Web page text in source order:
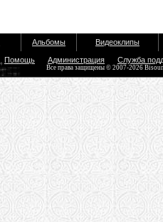
Альбомы Видеоклипы
Помощь Администрация Служба
Все права защищены © 2007-2026